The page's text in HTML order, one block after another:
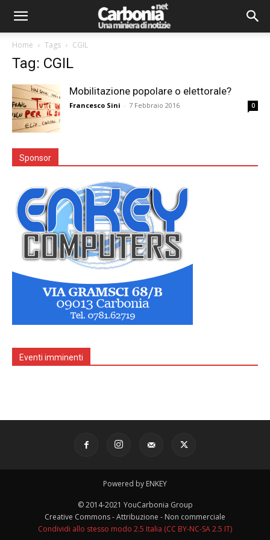
Home Tags CGIL
Tag: CGIL
Mobilitazione popolare o elettorale?
Francesco Sini - 7 Febbraio 2016 0
Sponsor
Eventi imminenti
Powered by ENKEY
© 2014-2021 YouCarbonia Group
Creative Commons - Attribuzione - Non commerciale
Condividi allo stesso modo 2.5 Italia (CC BY-NC-SA 2.5 IT)